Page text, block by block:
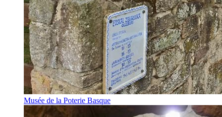
Musée de la Poterie Basque